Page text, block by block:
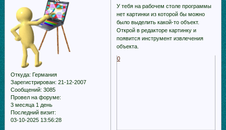
Откуда: Германия
Зарегистрирован: 21-12-2007
Сообщений: 3085
Провел на форуме:
3 месяца 1 день
Последний визит:
03-10-2025 13:56:28
У тебя на рабочем столе программы
нет картинки из которой бы можно
было выделить какой-то объект.
Открой в редакторе картинку и
появится инструмент извлечения
объекта.
0